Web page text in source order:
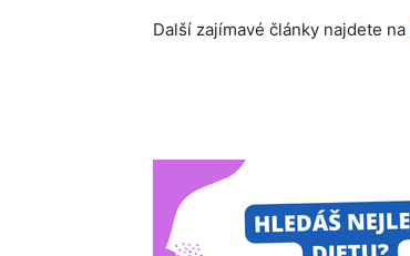
Další zajímavé články najdete na